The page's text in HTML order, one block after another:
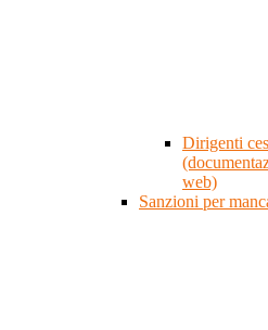
Dirigenti
web)
Sanzioni per